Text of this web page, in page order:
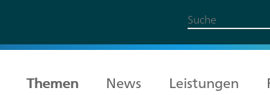
Themen News Leistungen